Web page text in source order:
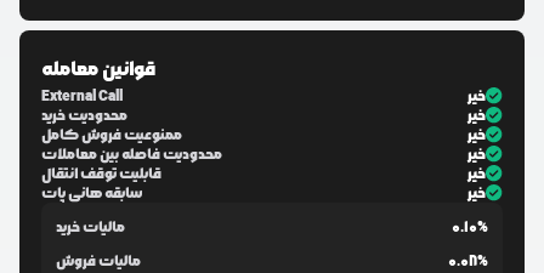
قوانین معامله
External Call
خیر
محدودیت خرید
خیر
ممنوعیت فروش کامل
خیر
محدودیت فاصله بین معاملات
خیر
قابلیت توقف انتقال
خیر
سابقه هانی پات
خیر
مالیات خرید
0.10%
مالیات فروش
0.08%